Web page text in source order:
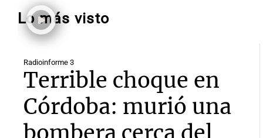
Lo más visto
Radioinforme 3
Terrible choque en
Córdoba: murió una